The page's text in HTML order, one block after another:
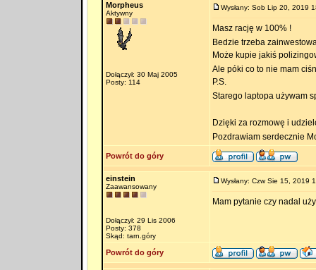
Morpheus
Aktywny
Dołączył: 30 Maj 2005
Posty: 114
Wysłany: Sob Lip 20, 2019
Masz rację w 100% !
Bedzie trzeba
Może kupie jakiś
Ale póki co to nie mam
P.S.
Starego laptopa używam
Dzięki za rozmowę i
Pozdrawiam serdecznie
Powrót do góry
einstein
Zaawansowany
Dołączył: 29 Lis 2006
Posty: 378
Skąd: tarn.góry
Wysłany: Czw Sie 15, 2019
Mam pytanie czy nadal
Powrót do góry